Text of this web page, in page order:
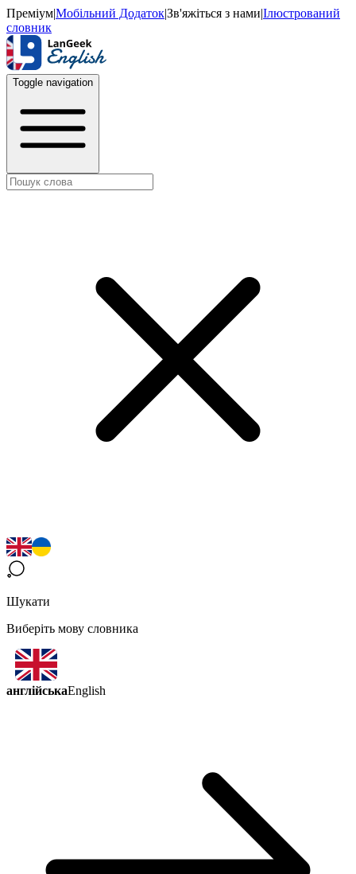
Преміум|Мобільний Додаток|Зв'яжіться з нами|Ілюстрований
словник
Toggle navigation
Шукати
Виберіть мову словника
англійськаEnglish